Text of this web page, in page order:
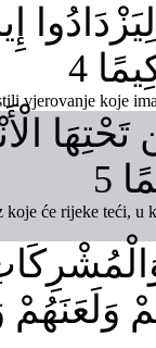
4
vjerovanje koje
5
će rijeke teći,